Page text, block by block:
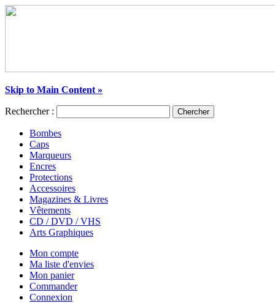
Skip to Main Content »
Rechercher : Chercher
Bombes
Caps
Marqueurs
Encres
Protections
Accessoires
Magazines & Livres
Vêtements
CD / DVD / VHS
Arts Graphiques
Mon compte
Ma liste d'envies
Mon panier
Commander
Connexion